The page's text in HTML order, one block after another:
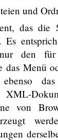
und
das die
Es
den für
das Menü
ebenso
XML-
von